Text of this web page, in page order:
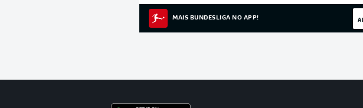
MAIS BUNDESLIGA NO APP!